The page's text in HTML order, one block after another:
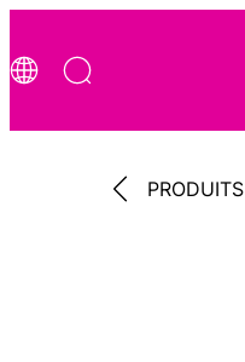
PRODUITS